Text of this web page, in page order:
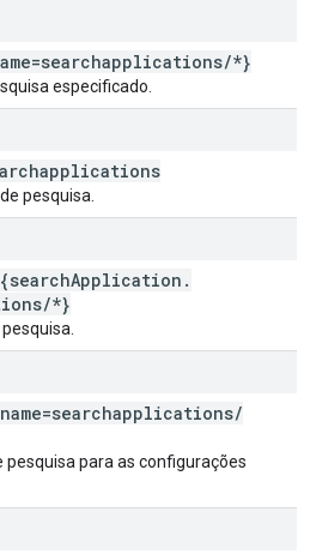
/*}
especificado.
pesquisa.
{searchApplication .
/*}
/
pesquisa para as configurações